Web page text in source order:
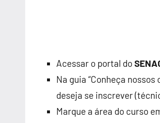
Acessar o portal do
Na guia “Conheça
deseja se inscrever
Marque a área do curso